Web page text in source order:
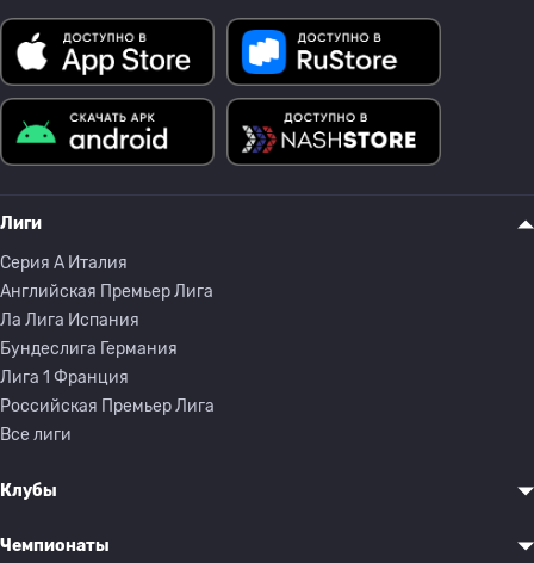
Лиги
Серия A Италия
Английская Премьер Лига
Ла Лига Испания
Бундеслига Германия
Лига 1 Франция
Российская Премьер Лига
Все лиги
Клубы
Чемпионаты